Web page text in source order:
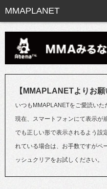
【MMAPLANETよりお願
いつもMMAPLANETをご愛読いた
現在、スマートフォンにて表示が
でも正しい形で表示されるよう設
れている場合は、お手数ですがペ
ッシュクリアをお試しください。